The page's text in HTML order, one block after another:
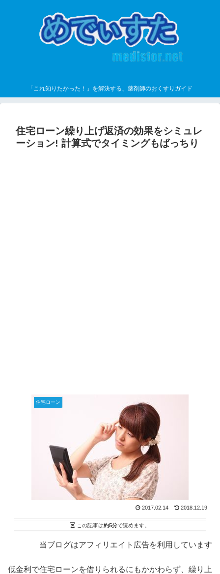
「これ知りたかった！」を解決する、薬剤師のおくすりガイド
住宅ローン繰り上げ返済の効果をシミュレ
ーション! 計算式でタイミングもばっちり
住宅ローン
2017.02.14 2018.12.19
この記事は約5分で読めます。
当ブログはアフィリエイト広告を利用しています
低金利で住宅ローンを借りられるにもかかわらず、繰り上